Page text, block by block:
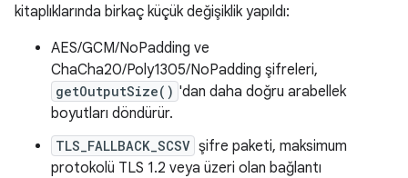
kitaplıklarında birkaç küçük değişiklik yapıldı:
AES/GCM/NoPadding ve
ChaCha20/Poly1305/NoPadding şifreleri,
getOutputSize() 'dan daha doğru arabellek
boyutları döndürür.
TLS_FALLBACK_SCSV şifre paketi, maksimum
protokolü TLS 1.2 veya üzeri olan bağlantı